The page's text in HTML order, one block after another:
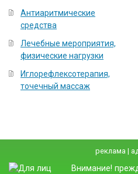
Антиаритмические
средства
Лечебные мероприятия,
физические нагрузки
Иглорефлексотерапия,
точечный массаж
реклама |
Внимание!